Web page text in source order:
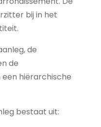
bij in het
de
de
hiërarchische
bestaat uit: